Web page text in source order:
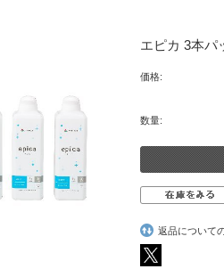
エピカ 3本パ
価格:
数量:
返品について